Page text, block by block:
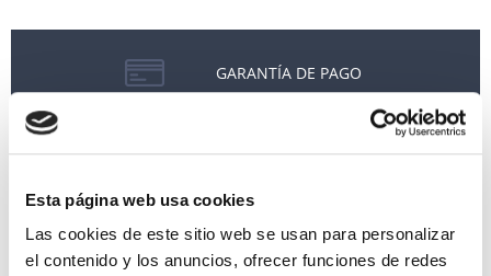
Esta página web usa cookies
Las cookies de este sitio web se usan para personalizar
el contenido y los anuncios, ofrecer funciones de redes
GARANTÍA DE PAGO
SEGURO DE VIAJE
INFORMACIÓN ÚTIL